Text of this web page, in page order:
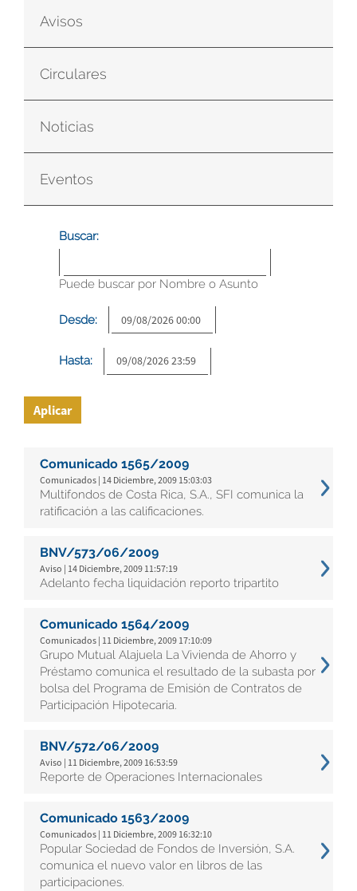
Avisos
Circulares
Noticias
Eventos
Buscar:
Puede buscar por Nombre o Asunto
Desde:
Hasta:
Aplicar
Comunicado 1565/2009
Comunicados | 14 Diciembre, 2009 15:03:03
Multifondos de Costa Rica, S.A., SFI comunica la
ratificación a las calificaciones.
BNV/573/06/2009
Aviso | 14 Diciembre, 2009 11:57:19
Adelanto fecha liquidación reporto tripartito
Comunicado 1564/2009
Comunicados | 11 Diciembre, 2009 17:10:09
Grupo Mutual Alajuela La Vivienda de Ahorro y
Préstamo comunica el resultado de la subasta por
bolsa del Programa de Emisión de Contratos de
Participación Hipotecaria.
BNV/572/06/2009
Aviso | 11 Diciembre, 2009 16:53:59
Reporte de Operaciones Internacionales
Comunicado 1563/2009
Comunicados | 11 Diciembre, 2009 16:32:10
Popular Sociedad de Fondos de Inversión, S.A.
comunica el nuevo valor en libros de las
participaciones.